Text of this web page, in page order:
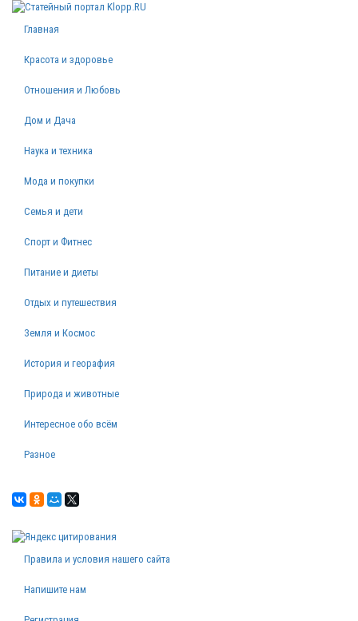
Главная
Красота и здоровье
Отношения и Любовь
Дом и Дача
Наука и техника
Мода и покупки
Семья и дети
Спорт и Фитнес
Питание и диеты
Отдых и путешествия
Земля и Космос
История и георафия
Природа и животные
Интересное обо всём
Разное
Правила и условия нашего сайта
Напишите нам